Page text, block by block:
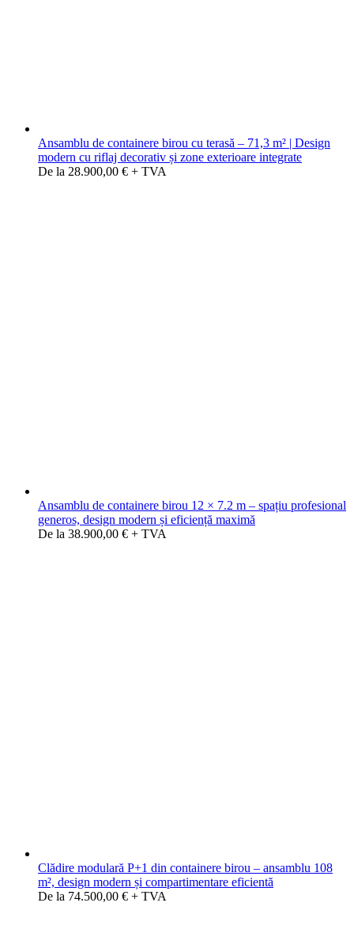
Ansamblu de containere birou cu terasă – 71,3 m² | Design
modern cu riflaj decorativ și zone exterioare integrate
De la 28.900,00 € + TVA
Ansamblu de containere birou 12 × 7.2 m – spațiu profesional
generos, design modern și eficiență maximă
De la 38.900,00 € + TVA
Clădire modulară P+1 din containere birou – ansamblu 108
m², design modern și compartimentare eficientă
De la 74.500,00 € + TVA